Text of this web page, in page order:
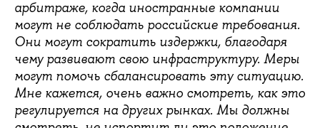
арбитраже, когда иностранные компании
могут не соблюдать российские требования.
Они могут сократить издержки, благодаря
чему развивают свою инфраструктуру. Меры
могут помочь сбалансировать эту ситуацию.
Мне кажется, очень важно смотреть, как это
регулируется на других рынках. Мы должны